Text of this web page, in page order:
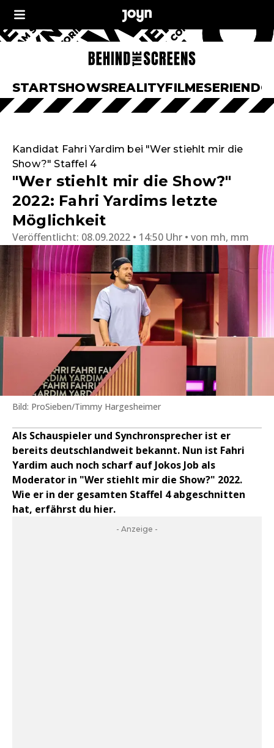
STARTSHOWSREALITYFILMESERIEN
Kandidat Fahri Yardim bei "Wer stiehlt mir die
Show?" Staffel 4
"Wer stiehlt mir die Show?"
2022: Fahri Yardims letzte
Möglichkeit
Veröffentlicht: 08.09.2022 • 14:50 Uhr von mh, mm
Bild: ProSieben/Timmy Hargesheimer
Als Schauspieler und Synchronsprecher ist er
bereits deutschlandweit bekannt. Nun ist Fahri
Yardim auch noch scharf auf Jokos Job als
Moderator in "Wer stiehlt mir die Show?" 2022.
Wie er in der gesamten Staffel 4 abgeschnitten
hat, erfährst du hier.
- Anzeige -